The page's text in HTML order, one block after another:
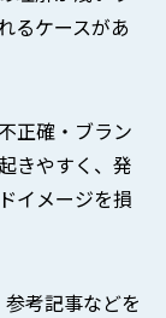
るケースがあ
正確・ブラン
きやすく、発
イメージを損
考記事などを